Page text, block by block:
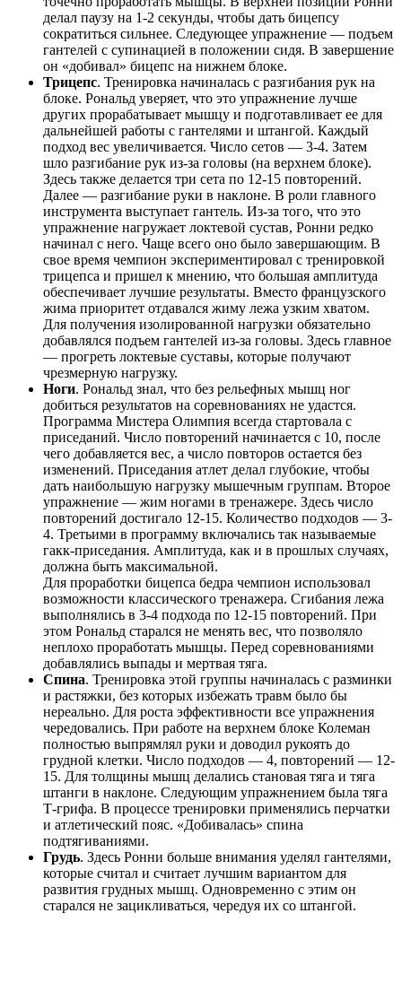
делал паузу на 1-2 секунды, чтобы дать бицепсу
сократиться сильнее. Следующее упражнение — подъем
гантелей с супинацией в положении сидя. В завершение
он «добивал» бицепс на нижнем блоке.
Трицепс. Тренировка начиналась с разгибания рук на
блоке. Рональд уверяет, что это упражнение лучше
других прорабатывает мышцу и подготавливает ее для
дальнейшей работы с гантелями и штангой. Каждый
подход вес увеличивается. Число сетов — 3-4. Затем
шло разгибание рук из-за головы (на верхнем блоке).
Здесь также делается три сета по 12-15 повторений.
Далее — разгибание руки в наклоне. В роли главного
инструмента выступает гантель. Из-за того, что это
упражнение нагружает локтевой сустав, Ронни редко
начинал с него. Чаще всего оно было завершающим. В
свое время чемпион экспериментировал с тренировкой
трицепса и пришел к мнению, что большая амплитуда
обеспечивает лучшие результаты. Вместо французского
жима приоритет отдавался жиму лежа узким хватом.
Для получения изолированной нагрузки обязательно
добавлялся подъем гантелей из-за головы. Здесь главное
— прогреть локтевые суставы, которые получают
чрезмерную нагрузку.
Ноги. Рональд знал, что без рельефных мышц ног
добиться результатов на соревнованиях не удастся.
Программа Мистера Олимпия всегда стартовала с
приседаний. Число повторений начинается с 10, после
чего добавляется вес, а число повторов остается без
изменений. Приседания атлет делал глубокие, чтобы
дать наибольшую нагрузку мышечным группам. Второе
упражнение — жим ногами в тренажере. Здесь число
повторений достигало 12-15. Количество подходов — 3-
4. Третьими в программу включались так называемые
гакк-приседания. Амплитуда, как и в прошлых случаях,
должна быть максимальной.
Для проработки бицепса бедра чемпион использовал
возможности классического тренажера. Сгибания лежа
выполнялись в 3-4 подхода по 12-15 повторений. При
этом Рональд старался не менять вес, что позволяло
неплохо проработать мышцы. Перед соревнованиями
добавлялись выпады и мертвая тяга.
Спина. Тренировка этой группы начиналась с разминки
и растяжки, без которых избежать травм было бы
нереально. Для роста эффективности все упражнения
чередовались. При работе на верхнем блоке Колеман
полностью выпрямлял руки и доводил рукоять до
грудной клетки. Число подходов — 4, повторений — 12-
15. Для толщины мышц делались становая тяга и тяга
штанги в наклоне. Следующим упражнением была тяга
Т-грифа. В процессе тренировки применялись перчатки
и атлетический пояс. «Добивалась» спина
подтягиваниями.
Грудь. Здесь Ронни больше внимания уделял гантелями,
которые считал и считает лучшим вариантом для
развития грудных мышц. Одновременно с этим он
старался не зацикливаться, чередуя их со штангой.